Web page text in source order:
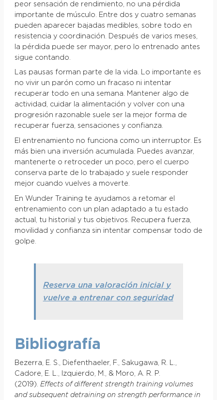
peor sensación de rendimiento, no una pérdida
importante de músculo. Entre dos y cuatro semanas
pueden aparecer bajadas medibles, sobre todo en
resistencia y coordinación. Después de varios meses,
la pérdida puede ser mayor, pero lo entrenado antes
sigue contando.
Las pausas forman parte de la vida. Lo importante es
no vivir un parón como un fracaso ni intentar
recuperar todo en una semana. Mantener algo de
actividad, cuidar la alimentación y volver con una
progresión razonable suele ser la mejor forma de
recuperar fuerza, sensaciones y confianza.
El entrenamiento no funciona como un interruptor. Es
más bien una inversión acumulada. Puedes avanzar,
mantenerte o retroceder un poco, pero el cuerpo
conserva parte de lo trabajado y suele responder
mejor cuando vuelves a moverte.
En Wunder Training te ayudamos a retomar el
entrenamiento con un plan adaptado a tu estado
actual, tu historial y tus objetivos. Recupera fuerza,
movilidad y confianza sin intentar compensar todo de
golpe.
Reserva una valoración inicial y
vuelve a entrenar con seguridad
Bibliografía
Bezerra, E. S., Diefenthaeler, F., Sakugawa, R. L.,
Cadore, E. L., Izquierdo, M., & Moro, A. R. P.
(2019). Effects of different strength training volumes
and subsequent detraining on strength performance in